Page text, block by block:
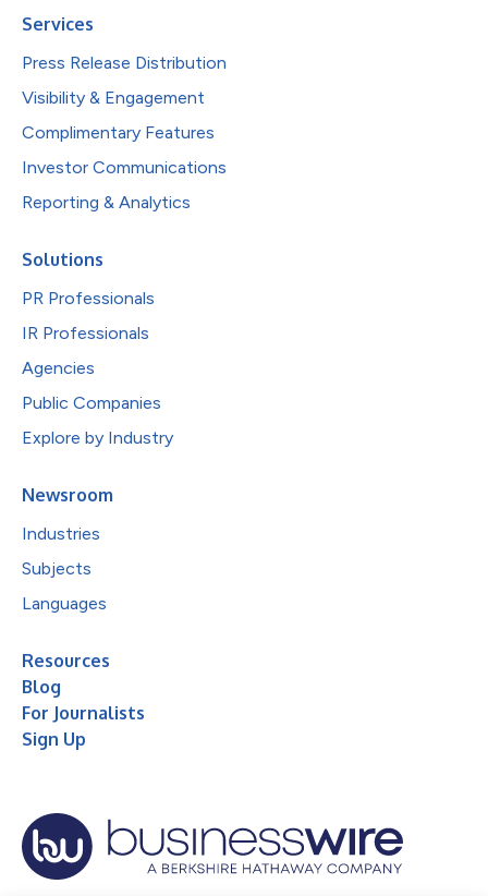
Services
Press Release Distribution
Visibility & Engagement
Complimentary Features
Investor Communications
Reporting & Analytics
Solutions
PR Professionals
IR Professionals
Agencies
Public Companies
Explore by Industry
Newsroom
Industries
Subjects
Languages
Resources
Blog
For Journalists
Sign Up